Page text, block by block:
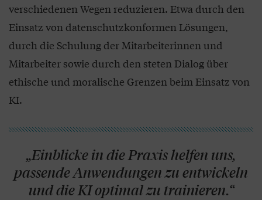
verschiedenen Wegen reduzieren. Etwa durch den
Einsatz von datenschutzkonformen Lösungen,
durch die Schulung der Mitarbeiterinnen und
Mitarbeiter sowie durch den steten Dialog über
ethische und moralische Grenzen beim Einsatz von
KI.
„Einblicke in die Praxis helfen uns,
passende Anwendungen zu entwickeln
und die KI optimal zu trainieren.“